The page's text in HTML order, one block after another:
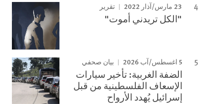
23 مارس/آذار 2022 تقرير
"الكل تريدني أموت"
5 اغسطس/آب 2026 بيان صحفي
الضفة الغربية: تأخير سيارات
الإسعاف الفلسطينية من قبل
إسرائيل يُهدد الأرواح